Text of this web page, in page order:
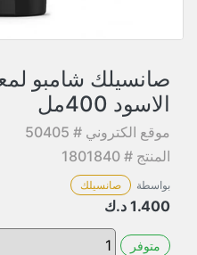
صانسيلك شامبو
الاسود 400مل
موقع الكتروني # 50405
المنتج # 1801840
بواسطة صانسيلك
1.400 د.ك
متوفر